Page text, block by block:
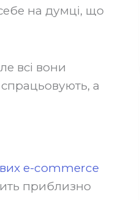
на думці, що
всі вони
а
e-commerce
приблизно